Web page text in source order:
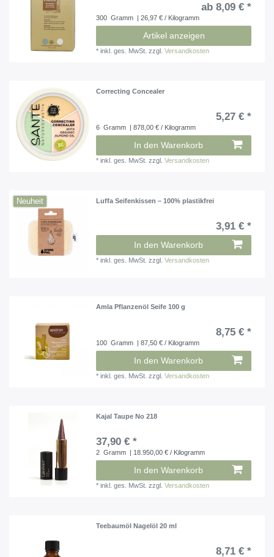
ab 8,09 € *
300 Gramm | 26,97 € / Kilogramm
Artikel anzeigen
*inkl. ges. MwSt. zzgl.Versandkosten
Correcting Concealer
5,27 € *
6 Gramm | 878,00 € / Kilogramm
In den Warenkorb
*inkl. ges. MwSt. zzgl.Versandkosten
Neuheit Luffa Seifenkissen – 100% plastikfrei
3,91 € *
In den Warenkorb
*inkl. ges. MwSt. zzgl.Versandkosten
Amla Pflanzenöl Seife 100 g
8,75 € *
100 Gramm | 87,50 € / Kilogramm
In den Warenkorb
*inkl. ges. MwSt. zzgl.Versandkosten
Kajal Taupe No 218
37,90 € *
2 Gramm | 18.950,00 € / Kilogramm
In den Warenkorb
*inkl. ges. MwSt. zzgl.Versandkosten
Teebaumöl Nagelöl 20 ml
8,71 € *